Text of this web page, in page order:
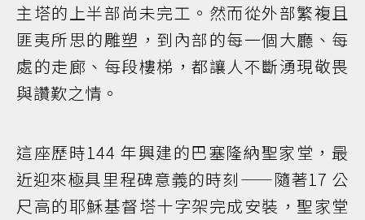
主塔的上半部尚未完工。然而從外部繁複且
匪夷所思的雕塑，到內部的每一個大廳、每
處的走廊、每段樓梯，都讓人不斷湧現敬畏
與讚歎之情。
這座歷時144 年興建的巴塞隆納聖家堂，最
近迎來極具里程碑意義的時刻——隨著17 公
尺高的耶穌基督塔十字架完成安裝，聖家堂